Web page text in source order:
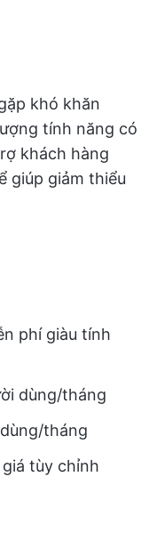
khó khăn
tính năng có
khách hàng
giúp giảm thiểu
phí giàu tính
dùng/tháng
tháng
tùy chỉnh